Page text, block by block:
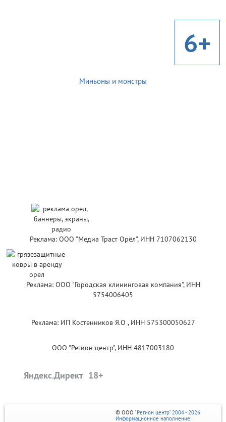
6+
Миньоны и монстры
Реклама: ООО "Медиа Траст Орёл", ИНН 7107062130
Реклама: ООО "Городская клининговая компания", ИНН
5754006405
Реклама: ИП Костенников Я.О , ИНН 575300050627
ООО "Регион центр", ИНН 4817003180
Яндекс.Директ
© ООО "Регион центр" 2004 - 2026
Информационное наполнение: